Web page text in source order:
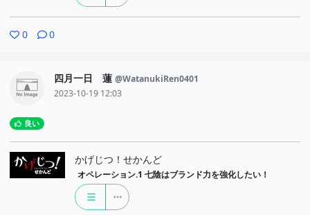
0 0
四月一日 蓮 @WatanukiRen0401
2023-10-19 12:03
良い
かげじつ！せかんど
オペレーション.1 七陰はブランド力を強化したい！